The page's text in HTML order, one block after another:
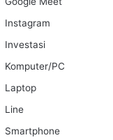
Instagram
Investasi
Komputer/PC
Laptop
Line
Smartphone